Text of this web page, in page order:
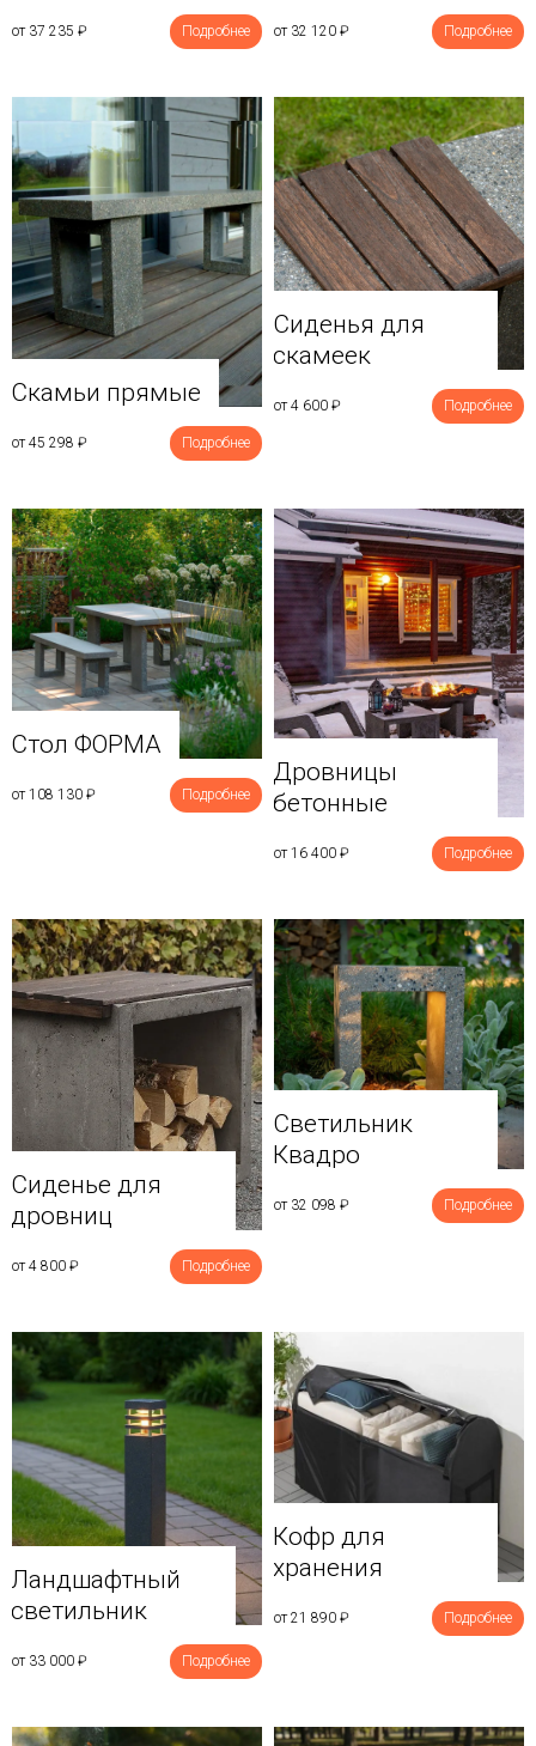
от 37 235 ₽ Подробнее от 32 120 ₽ Подробнее
Скамьи прямые
от 45 298 ₽ Подробнее
Сиденья для
скамеек
от 4 600 ₽ Подробнее
Стол ФОРМА
от 108 130 ₽ Подробнее
Дровницы
бетонные
от 16 400 ₽ Подробнее
Сиденье для
дровниц
от 4 800 ₽ Подробнее
Светильник
Квадро
от 32 098 ₽ Подробнее
Ландшафтный
светильник
от 33 000 ₽ Подробнее
Кофр для
хранения
от 21 890 ₽ Подробнее